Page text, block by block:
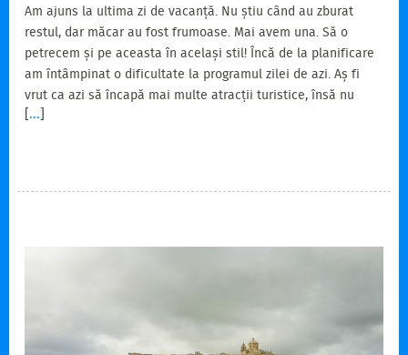
Am ajuns la ultima zi de vacanță. Nu știu când au zburat
restul, dar măcar au fost frumoase. Mai avem una. Să o
petrecem și pe aceasta în același stil! Încă de la planificare
am întâmpinat o dificultate la programul zilei de azi. Aș fi
vrut ca azi să încapă mai multe atracții turistice, însă nu
voiau și pace. Și asta numai din cauza programului de
[...]